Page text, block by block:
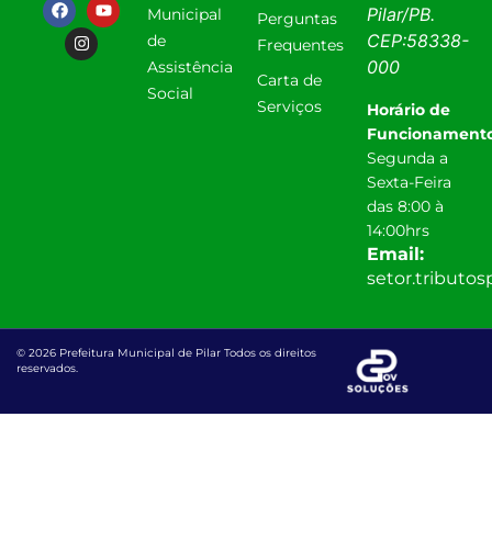
Municipal
de
Assistência
Social
Perguntas
Frequentes
Carta de
Serviços
Pilar/PB.
CEP:58338-
000
Horário de
Segunda a
Sexta-Feira
das 8:00 à
14:00hrs
Email:
© 2026 Prefeitura Municipal de Pilar Todos os direitos
reservados.